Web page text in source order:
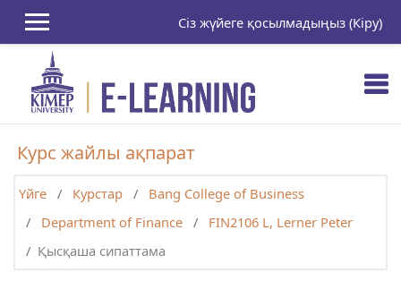
Сіз жүйеге қосылмадыңыз (Кіру)
Курс жайлы ақпарат
Үйге Курстар
Bang College of Business
Department of Finance
FIN2106 L, Lerner Peter
Қысқаша сипаттама